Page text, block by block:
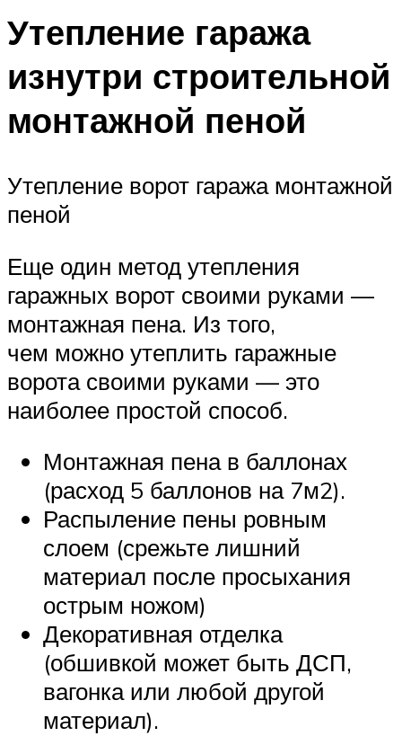
Утепление гаража
изнутри строительной
монтажной пеной
Утепление ворот гаража монтажной
пеной
Еще один метод утепления
гаражных ворот своими руками —
монтажная пена. Из того,
чем можно утеплить гаражные
ворота своими руками — это
наиболее простой способ.
Монтажная пена в баллонах
(расход 5 баллонов на 7м2).
Распыление пены ровным
слоем (срежьте лишний
материал после просыхания
острым ножом)
Декоративная отделка
(обшивкой может быть ДСП,
вагонка или любой другой
материал).